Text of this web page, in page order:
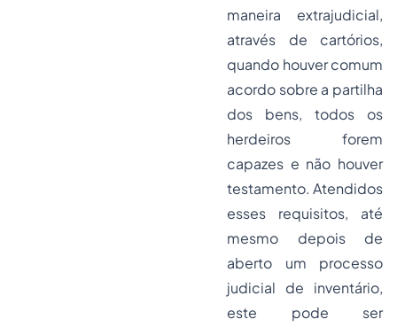
maneira extrajudicial,
através de cartórios,
quando houver comum
acordo sobre a partilha
dos bens, todos os
herdeiros forem
capazes e não houver
testamento. Atendidos
esses requisitos, até
mesmo depois de
aberto um processo
judicial de inventário,
este pode ser